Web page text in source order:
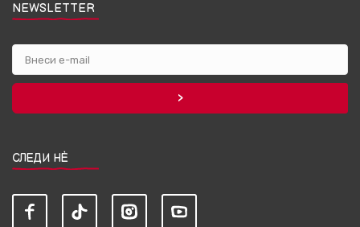
NEWSLETTER
СЛЕДИ НЀ